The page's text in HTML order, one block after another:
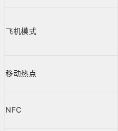
飞机模式
移动热点
NFC